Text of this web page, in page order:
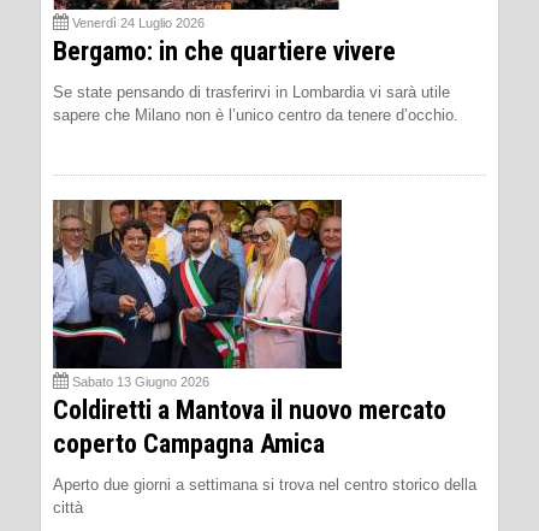
Venerdì 24 Luglio 2026
Bergamo: in che quartiere vivere
Se state pensando di trasferirvi in Lombardia vi sarà utile
sapere che Milano non è l’unico centro da tenere d’occhio.
Sabato 13 Giugno 2026
Coldiretti a Mantova il nuovo mercato
coperto Campagna Amica
Aperto due giorni a settimana si trova nel centro storico della
città